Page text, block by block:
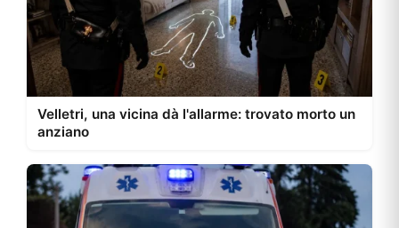
Velletri, una vicina dà l'allarme: trovato morto un
anziano